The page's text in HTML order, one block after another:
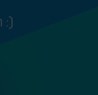
:)